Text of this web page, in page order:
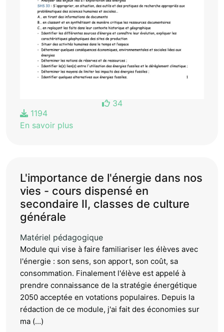
34
1194
En savoir plus
L'importance de l'énergie dans nos
vies - cours dispensé en
secondaire II, classes de culture
générale
Matériel pédagogique
Module qui vise à faire familiariser les élèves avec
l'énergie : son sens, son apport, son coût, sa
consommation. Finalement l'élève est appelé à
prendre connaissance de la stratégie énergétique
2050 acceptée en votations populaires. Depuis la
rédaction de ce module, j'ai fait des économies sur
ma (...)